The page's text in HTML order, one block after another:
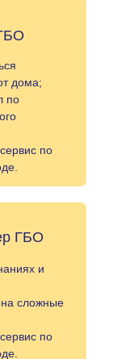
дома;
по
по
ГБО
и
на сложные
по